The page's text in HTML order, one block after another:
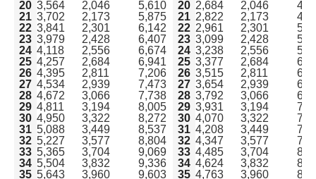
20 3,564 2,046 5,610 20 2,684 2,046
21 3,702 2,173 5,875 21 2,822 2,173
22 3,841 2,301 6,142 22 2,961 2,301
23 3,979 2,428 6,407 23 3,099 2,428
24 4,118 2,556 6,674 24 3,238 2,556
25 4,257 2,684 6,941 25 3,377 2,684
26 4,395 2,811 7,206 26 3,515 2,811
27 4,534 2,939 7,473 27 3,654 2,939
28 4,672 3,066 7,738 28 3,792 3,066
29 4,811 3,194 8,005 29 3,931 3,194
30 4,950 3,322 8,272 30 4,070 3,322
31 5,088 3,449 8,537 31 4,208 3,449
32 5,227 3,577 8,804 32 4,347 3,577
33 5,365 3,704 9,069 33 4,485 3,704
34 5,504 3,832 9,336 34 4,624 3,832
35 5,643 3,960 9,603 35 4,763 3,960